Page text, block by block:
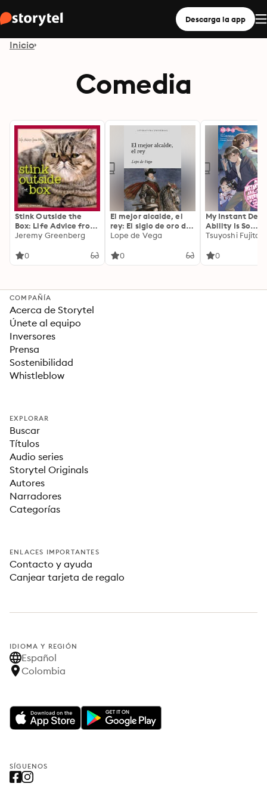
Descarga la app
Inicio
Comedia
Stink Outside the
Box: Life Advice from
Kitty
Jeremy Greenberg
0
El mejor alcalde, el
rey: El siglo de oro del
teatro español
Lope de Vega
0
My Instant
Ability Is So
Overpowered,
World Stands a
Tsuyoshi
0
COMPAÑÍA
Acerca de Storytel
Únete al equipo
Inversores
Prensa
Sostenibilidad
Whistleblow
EXPLORAR
Buscar
Títulos
Audio series
Storytel Originals
Autores
Narradores
Categorías
ENLACES IMPORTANTES
Contacto y ayuda
Canjear tarjeta de regalo
IDIOMA Y REGIÓN
Español
Colombia
SÍGUENOS